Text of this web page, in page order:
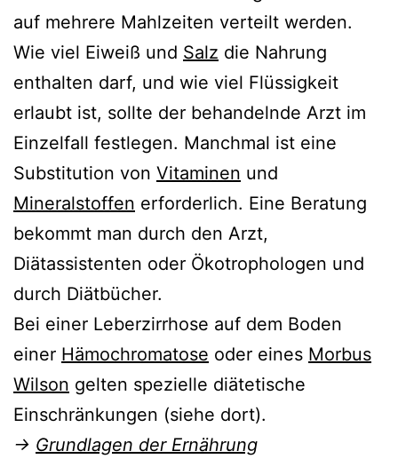
auf mehrere Mahlzeiten verteilt werden.
Wie viel Eiweiß und Salz die Nahrung
enthalten darf, und wie viel Flüssigkeit
erlaubt ist, sollte der behandelnde Arzt im
Einzelfall festlegen. Manchmal ist eine
Substitution von Vitaminen und
Mineralstoffen erforderlich. Eine Beratung
bekommt man durch den Arzt,
Diätassistenten oder Ökotrophologen und
durch Diätbücher.
Bei einer Leberzirrhose auf dem Boden
einer Hämochromatose oder eines Morbus
Wilson gelten spezielle diätetische
Einschränkungen (siehe dort).
→ Grundlagen der Ernährung